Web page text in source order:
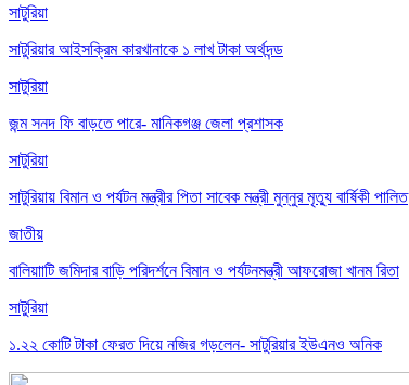
সাটুরিয়া
সাটুরিয়ার আইসক্রিম কারখানাকে ১ লাখ টাকা অর্থদন্ড
সাটুরিয়া
জন্ম সনদ ফি বাড়তে পারে- মানিকগঞ্জ জেলা প্রশাসক
সাটুরিয়া
সাটুরিয়ায় বিমান ও পর্যটন মন্ত্রীর পিতা সাবেক মন্ত্রী মুন্নুর মৃত্যু বার্ষিকী পালিত
জাতীয়
বালিয়াাটি জমিদার বাড়ি পরিদর্শনে বিমান ও পর্যটনমন্ত্রী আফরোজা খানম রিতা
সাটুরিয়া
১.২২ কোটি টাকা ফেরত দিয়ে নজির গড়লেন- সাটুরিয়ার ইউএনও অনিক